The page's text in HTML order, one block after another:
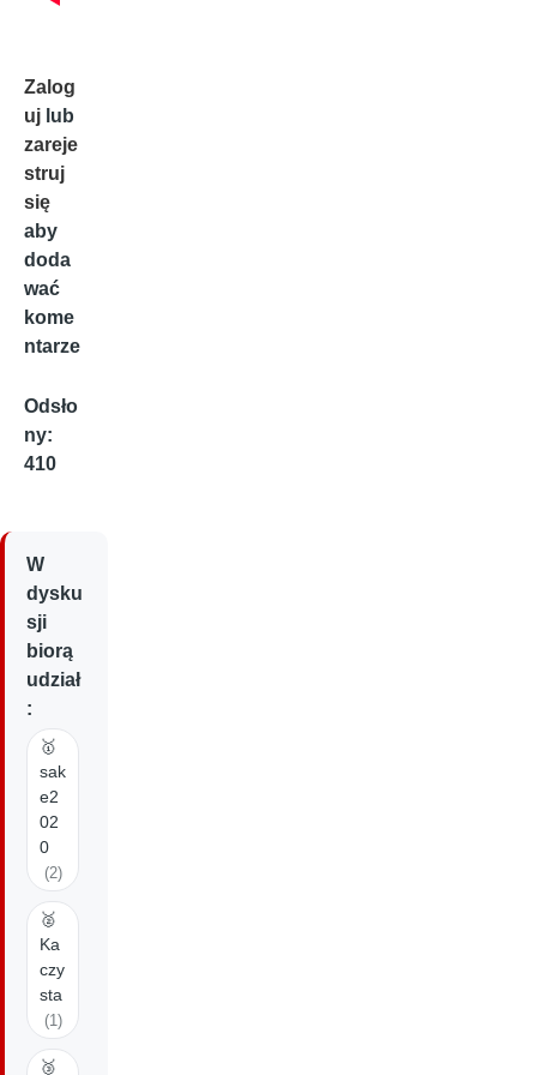
Zalog
uj lub
zareje
struj
się
aby
doda
wać
kome
ntarze
Odsło
ny:
410
W
dysku
sji
biorą
udział
:
🥇
sak
e2
02
0
(2)
🥈
Ka
czy
sta
(1)
🥉